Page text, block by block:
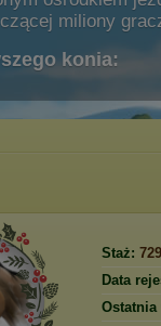
miliony
konia:
Staż: 729
Data
Ostatnia